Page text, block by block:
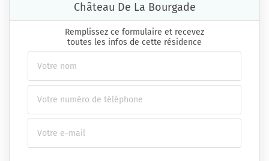
Château De La Bourgade
Remplissez ce formulaire et recevez
toutes les infos de cette résidence